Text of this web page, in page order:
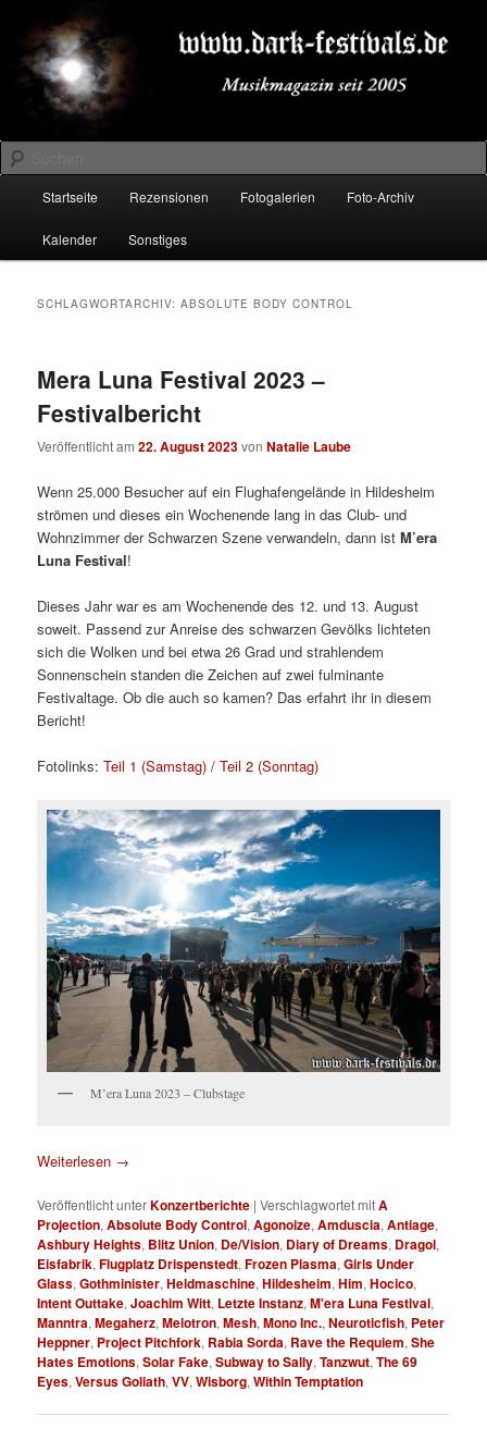
primären
Inhalt
springen
sekundären
Inhalt
springenDARK-FESTIVALS.DE
Suchen
Startseite Rezensionen Fotogalerien Foto-Archiv
Kalender Sonstiges
SCHLAGWORTARCHIV:ABSOLUTE BODY CONTROL
Mera Luna Festival 2023 –
Festivalbericht
Veröffentlicht am22. August 2023vonNatalie Laube
Wenn 25.000 Besucher auf ein Flughafengelände in Hildesheim
strömen und dieses ein Wochenende lang in das Club- und
Wohnzimmer der Schwarzen Szene verwandeln, dann istM’era
Luna Festival!
Dieses Jahr war es am Wochenende des 12. und 13. August
soweit. Passend zur Anreise des schwarzen Gevölks lichteten
sich die Wolken und bei etwa 26 Grad und strahlendem
Sonnenschein standen die Zeichen auf zwei fulminante
Festivaltage. Ob die auch so kamen? Das erfahrt ihr in diesem
Bericht!
Fotolinks:Teil 1 (Samstag) /Teil 2 (Sonntag)
M’era Luna 2023 – Clubstage
Weiterlesen →
Veröffentlicht unterKonzertberichte |Verschlagwortet mitA
Projection,Absolute Body Control,Agonoize,Amduscia,Antiage,
Ashbury Heights, Blitz Union, De/Vision, Diary of Dreams, Dragol,
Eisfabrik,Flugplatz Drispenstedt,Frozen Plasma,Girls Under
Glass,Gothminister,Heldmaschine,Hildesheim,Him,Hocico,
Intent Outtake,Joachim Witt, Letzte Instanz,M'era Luna Festival,
Manntra,Megaherz,Melotron,Mesh,Mono Inc.,Neuroticfish, Peter
Heppner, Project Pitchfork, Rabia Sorda, Rave the Requiem,She
Hates Emotions,Solar Fake,Subway to Sally,Tanzwut,The 69
Eyes,Versus Goliath,VV,Wisborg,Within Temptation